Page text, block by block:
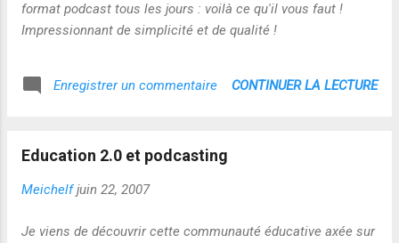
format podcast tous les jours : voilà ce qu'il vous faut !
Impressionnant de simplicité et de qualité !
Enregistrer un commentaire CONTINUER LA LECTURE
Education 2.0 et podcasting
Meichelf juin 22, 2007
Je viens de découvrir cette communauté éducative axée sur